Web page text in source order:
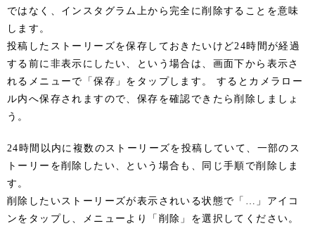
ではなく、インスタグラム上から完全に削除することを意味
します。
投稿したストーリーズを保存しておきたいけど24時間が経過
する前に非表示にしたい、という場合は、画面下から表示さ
れるメニューで「保存」をタップします。 するとカメラロー
ル内へ保存されますので、保存を確認できたら削除しましょ
う。
24時間以内に複数のストーリーズを投稿していて、一部のス
トーリーを削除したい、という場合も、同じ手順で削除しま
す。
削除したいストーリーズが表示されいる状態で「…」アイコ
ンをタップし、メニューより「削除」を選択してください。